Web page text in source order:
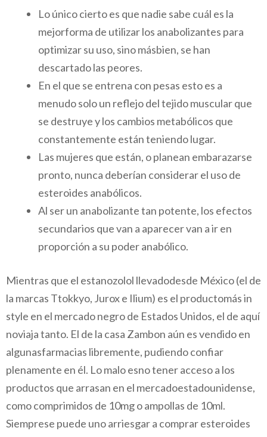
Lo único cierto es que nadie sabe cuál es la
mejorforma de utilizar los anabolizantes para
optimizar su uso, sino másbien, se han
descartado las peores.
En el que se entrena con pesas esto es a
menudo solo un reflejo del tejido muscular que
se destruye y los cambios metabólicos que
constantemente están teniendo lugar.
Las mujeres que están, o planean embarazarse
pronto, nunca deberían considerar el uso de
esteroides anabólicos.
Al ser un anabolizante tan potente, los efectos
secundarios que van a aparecer van a ir en
proporción a su poder anabólico.
Mientras que el estanozolol llevadodesde México (el de
la marcas Ttokkyo, Jurox e Ilium) es el productomás in
style en el mercado negro de Estados Unidos, el de aquí
noviaja tanto. El de la casa Zambon aún es vendido en
algunasfarmacias libremente, pudiendo confiar
plenamente en él. Lo malo esno tener acceso a los
productos que arrasan en el mercadoestadounidense,
como comprimidos de 10mg o ampollas de 10ml.
Siemprese puede uno arriesgar a comprar esteroides